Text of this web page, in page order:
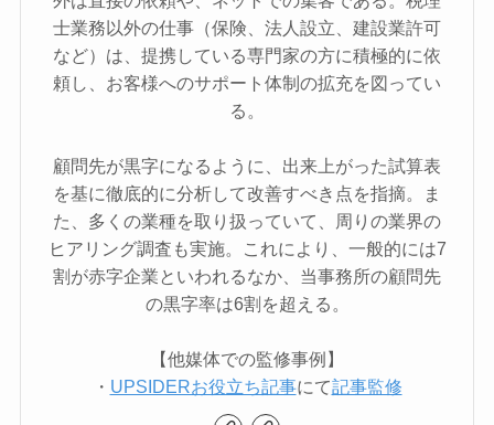
士業務以外の仕事（保険、法人設立、建設業許可
など）は、提携している専門家の方に積極的に依
頼し、お客様へのサポート体制の拡充を図ってい
る。
顧問先が黒字になるように、出来上がった試算表
を基に徹底的に分析して改善すべき点を指摘。ま
た、多くの業種を取り扱っていて、周りの業界の
ヒアリング調査も実施。これにより、一般的には7
割が赤字企業といわれるなか、当事務所の顧問先
の黒字率は6割を超える。
【他媒体での監修事例】
・ UPSIDERお役立ち記事にて記事監修